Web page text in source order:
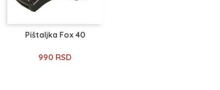
Pištaljka Fox 40
990 RSD